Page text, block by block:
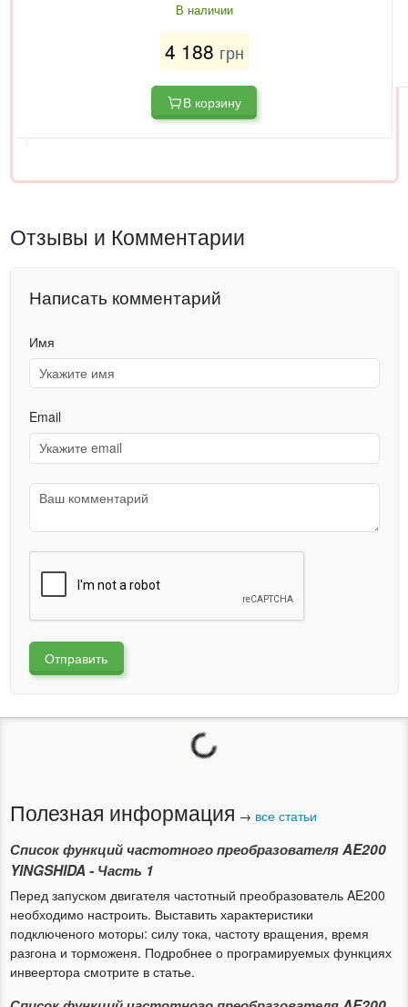
В наличии
4 188 грн
В корзину
Отзывы и Комментарии
Написать комментарий
Имя
Email
Отправить
Загрузка...
Полезная информация → все статьи
Список функций частотного преобразователя AE200
YINGSHIDA - Часть 1
Перед запуском двигателя частотный преобразователь AE200
необходимо настроить. Выставить характеристики
подключеного моторы: силу тока, частоту вращения, время
разгона и торможеня. Подробнее о програмируемых функциях
инвеертора смотрите в статье.